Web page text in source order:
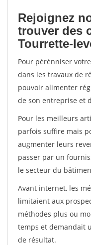
Rejoignez
trouver des
Tourrette-
Pour pérénniser
dans les travaux de
pouvoir alimenter
de son entreprise et
Pour les meilleurs
parfois suffire mais
augmenter leurs
passer par un
le secteur du
Avant internet, les
limitaient aux
méthodes plus ou
temps et demandait
de résultat.